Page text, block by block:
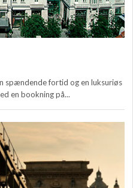
spændende fortid og en luksuriøs
en bookning på...